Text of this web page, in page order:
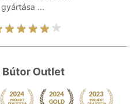
...
Bútor Outlet